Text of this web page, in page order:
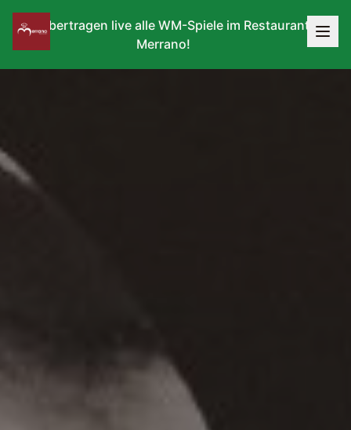
Wir übertragen live alle WM-Spiele im Restaurant
Merrano!